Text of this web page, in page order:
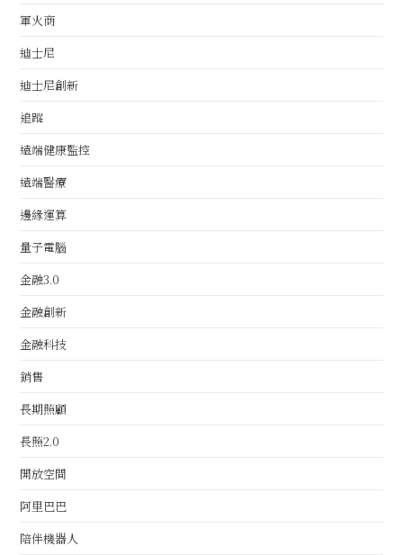
軍火商
迪士尼
迪士尼創新
追蹤
遠端健康監控
遠端醫療
邊緣運算
量子電腦
金融3.0
金融創新
金融科技
銷售
長期照顧
長照2.0
開放空間
阿里巴巴
陪伴機器人